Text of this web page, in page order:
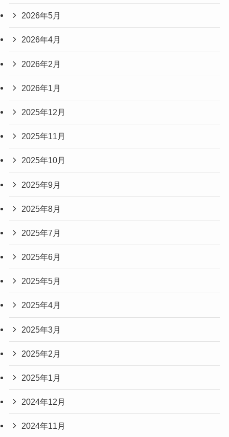
2026年5月
2026年4月
2026年2月
2026年1月
2025年12月
2025年11月
2025年10月
2025年9月
2025年8月
2025年7月
2025年6月
2025年5月
2025年4月
2025年3月
2025年2月
2025年1月
2024年12月
2024年11月